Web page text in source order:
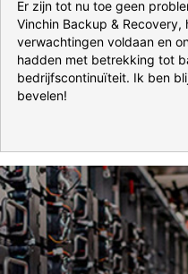
Er zijn tot nu toe geen
Vinchin Backup &
verwachtingen voldaan en
hadden met betrekking tot
bedrijfscontinuïteit. Ik ben
bevelen!